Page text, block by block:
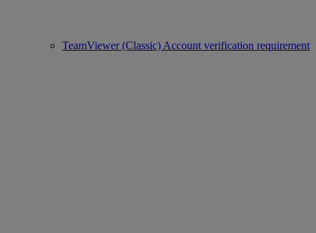
TeamViewer (Classic) Account verification requirement